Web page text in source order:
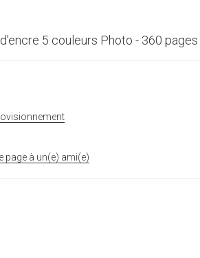
5 couleurs Photo - 360 pages
page à un(e) ami(e)